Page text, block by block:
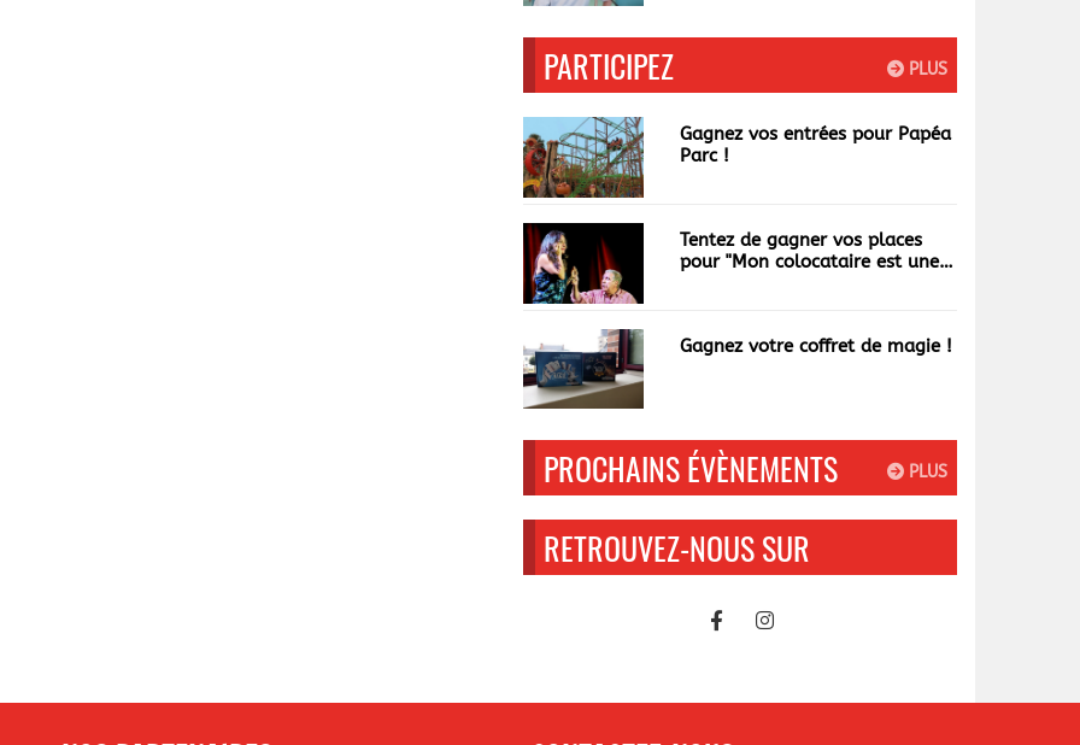
PLUS
PARTICIPEZ
Gagnez vos entrées pour Papéa
Parc !
Tentez de gagner vos places
pour "Mon colocataire est une
Gagnez votre coffret de magie !
PLUS
PROCHAINS ÉVÈNEMENTS
RETROUVEZ-NOUS SUR